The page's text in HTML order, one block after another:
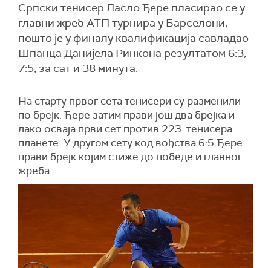
Српски тенисер Ласло Ђере пласирао се у
главни жреб АТП турнира у Барселони,
пошто је у финалу квалификација савладао
Шпанца Данијела Ринкона резултатом 6:3,
7:5, за сат и 38 минута.
На старту првог сета тенисери су разменили
по брејк. Ђере затим прави још два брејка и
лако осваја први сет против 223. тенисера
планете. У другом сету код вођства 6:5 Ђере
прави брејк којим стиже до победе и главног
жреба.